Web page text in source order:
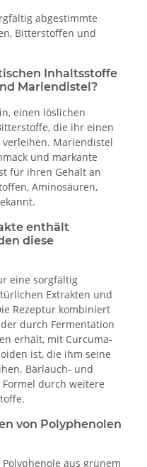
abgestimmte
Bitterstoffen und
Inhaltsstoffe
Mariendistel?
einen löslichen
die ihr einen
verleihen. Mariendistel
und markante
für ihren Gehalt an
Aminosäuren,
enthält
diese
eine sorgfältig
Extrakten und
Rezeptur kombiniert
durch Fermentation
erhält, mit Curcuma-
ist, die ihm seine
Bärlauch- und
durch weitere
von Polyphenolen
aus grünem